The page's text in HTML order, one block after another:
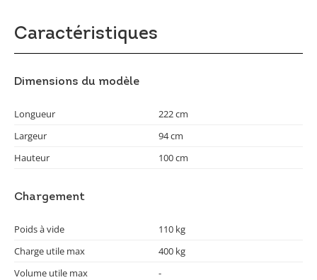
Caractéristiques
Dimensions du modèle
Longueur
222 cm
Largeur
94 cm
Hauteur
100 cm
Chargement
Poids à vide
110 kg
Charge utile max
400 kg
Volume utile max
-